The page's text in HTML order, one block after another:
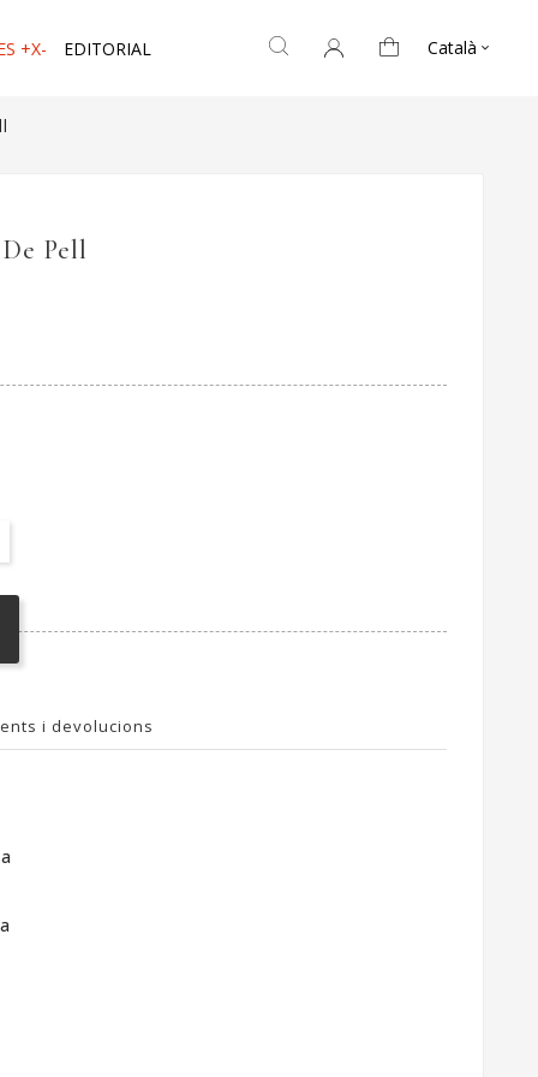
+X- EDITORIAL Català 
Pell
i devolucions